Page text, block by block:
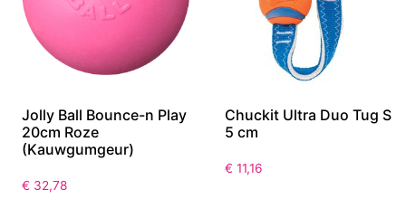
Jolly Ball Bounce-n Play
20cm Roze
(Kauwgumgeur)
€ 32,78
Chuckit Ultra Duo Tug S
5 cm
€ 11,16